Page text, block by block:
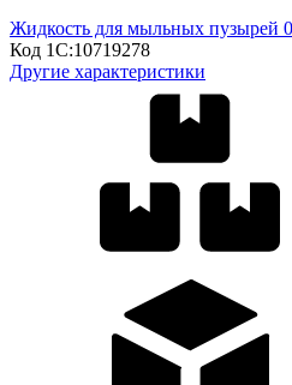
Жидкость для мыльных пузырей
Код 1С:10719278
Другие характеристики